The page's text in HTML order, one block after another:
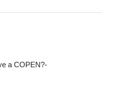
a COPEN?-